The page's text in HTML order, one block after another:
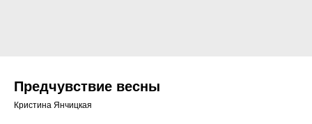
Предчувствие весны
Кристина Янчицкая